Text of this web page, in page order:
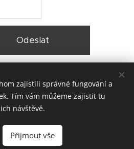
Odeslat
fasády Praha |Lokality
Webnode
zajistili správné fungování a
Tím vám můžeme zajistit tu
návštěvě.
Přijmout vše